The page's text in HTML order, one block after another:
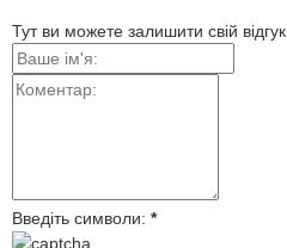
Тут ви можете залишити свій відгук
Введіть символи: *